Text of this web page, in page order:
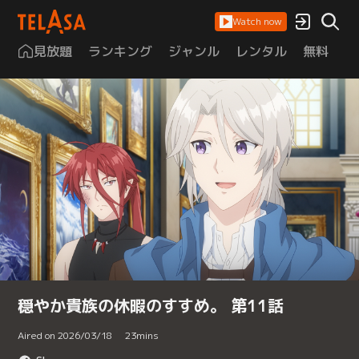
Watch now
見放題 ランキング ジャンル レンタル 無料
穏やか貴族の休暇のすすめ。 第11話
Aired on 2026/03/18 23mins